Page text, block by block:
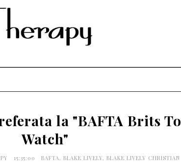
la "BAFTA Brits To
Watch"
15:35:00 BAFTA, BLAKE LIVELY, BLAKE LIVELY CHRISTIAN